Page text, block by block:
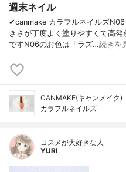
週末ネイル
✔canmake カラフルネイルズ
きさが丁度よく塗りやすくて高発
ですN06のお色は「ラズ…続きを
CANMAKE(キャンメイク)
カラフルネイルズ
コスメが大好きな人
YURI